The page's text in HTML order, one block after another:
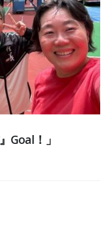
Goal！」